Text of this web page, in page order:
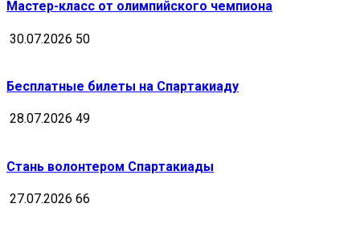
Мастер-класс от олимпийского чемпиона
30.07.2026 50
Бесплатные билеты на Спартакиаду
28.07.2026 49
Стань волонтером Спартакиады
27.07.2026 66